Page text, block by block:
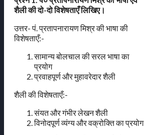
शैली की दो-दो विशेषताएँ लिखिए।
उत्तर- पं. प्रतापनारायण मिश्र की भाषा की
विशेषताएँ:-
सामान्य बोलचाल की सरल भाषा का
प्रयोग
प्रवाहपूर्ण और मुहावरेदार शैली
शैली की विशेषताएँ:-
संयत और गंभीर लेखन शैली
विनोदपूर्ण व्यंग्य और वक्रोक्ति का प्रयोग